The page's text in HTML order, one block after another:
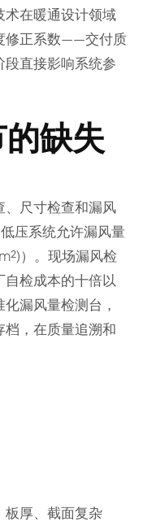
在暖通设计领域
修正系数——交付质
直接影响系统参
缺失
、尺寸检查和漏风
压系统允许漏风量
）。现场漏风检
检成本的十倍以
漏风量检测台，
，在质量追溯和
板厚、截面复杂